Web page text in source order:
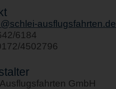
ausflugsfahrten.de
6184
4502796
GmbH